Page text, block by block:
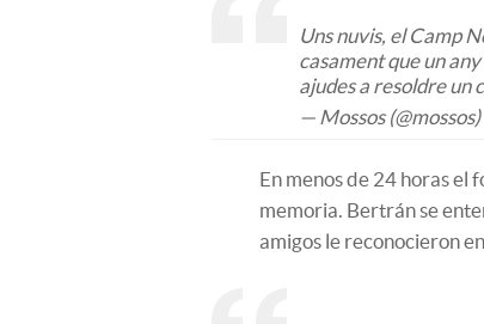
Uns nuvis, el Camp
casament que un
ajudes a resoldre un
— Mossos (@mossos)
En menos de 24 horas
memoria. Bertrán se
amigos le reconocieron